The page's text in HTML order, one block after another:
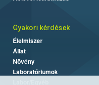
Gyakori kérdések
Élelmiszer
Állat
Növény
Laboratóriumok